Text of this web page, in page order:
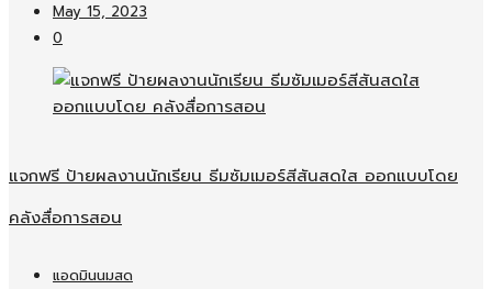
May 15, 2023
0
แจกฟรี ป้ายผลงานนักเรียน ธีมซัมเมอร์สีสันสดใส ออกแบบโดย
คลังสื่อการสอน
แอดมินนมสด